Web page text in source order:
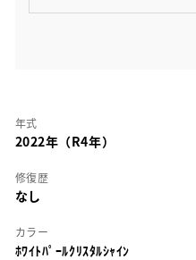
年式
2022年（R4年）
修復歴
なし
カラー
ﾎﾜｲﾄﾊﾟｰﾙｸﾘｽﾀﾙｼｬｲﾝ